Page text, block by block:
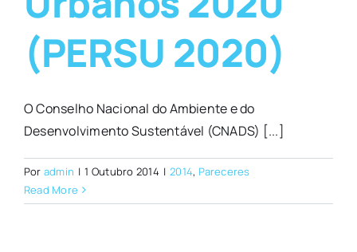
(PERSU 2020)
O Conselho Nacional do Ambiente e do
Desenvolvimento Sustentável (CNADS) [...]
Por admin | 1 Outubro 2014 | 2014, Pareceres
Read More